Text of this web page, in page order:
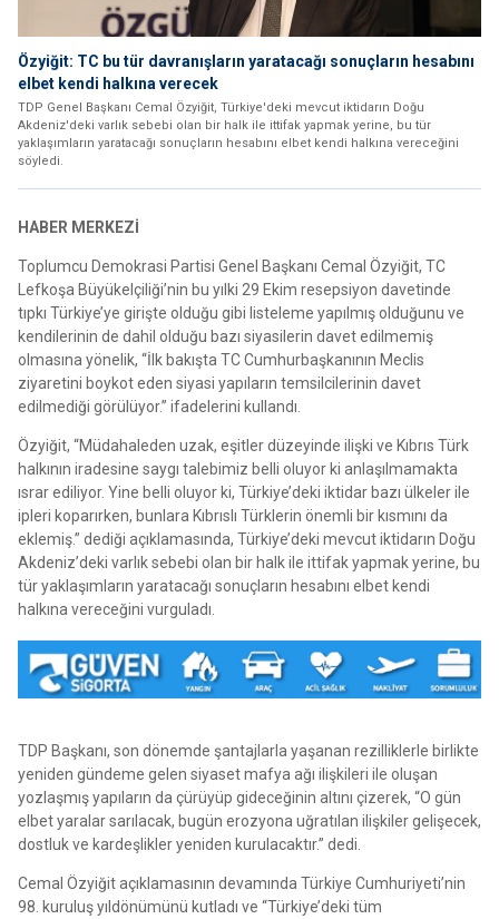
Özyiğit: TC bu tür davranışların yaratacağı sonuçların hesabını
elbet kendi halkına verecek
TDP Genel Başkanı Cemal Özyiğit, Türkiye'deki mevcut iktidarın Doğu
Akdeniz'deki varlık sebebi olan bir halk ile ittifak yapmak yerine, bu tür
yaklaşımların yaratacağı sonuçların hesabını elbet kendi halkına vereceğini
söyledi.
HABER MERKEZİ
Toplumcu Demokrasi Partisi Genel Başkanı Cemal Özyiğit, TC
Lefkoşa Büyükelçiliği’nin bu yılki 29 Ekim resepsiyon davetinde
tıpkı Türkiye’ye girişte olduğu gibi listeleme yapılmış olduğunu ve
kendilerinin de dahil olduğu bazı siyasilerin davet edilmemiş
olmasına yönelik, “İlk bakışta TC Cumhurbaşkanının Meclis
ziyaretini boykot eden siyasi yapıların temsilcilerinin davet
edilmediği görülüyor.” ifadelerini kullandı.
Özyiğit, “Müdahaleden uzak, eşitler düzeyinde ilişki ve Kıbrıs Türk
halkının iradesine saygı talebimiz belli oluyor ki anlaşılmamakta
ısrar ediliyor. Yine belli oluyor ki, Türkiye’deki iktidar bazı ülkeler ile
ipleri koparırken, bunlara Kıbrıslı Türklerin önemli bir kısmını da
eklemiş.” dediği açıklamasında, Türkiye’deki mevcut iktidarın Doğu
Akdeniz’deki varlık sebebi olan bir halk ile ittifak yapmak yerine, bu
tür yaklaşımların yaratacağı sonuçların hesabını elbet kendi
halkına vereceğini vurguladı.
TDP Başkanı, son dönemde şantajlarla yaşanan rezilliklerle birlikte
yeniden gündeme gelen siyaset mafya ağı ilişkileri ile oluşan
yozlaşmış yapıların da çürüyüp gideceğinin altını çizerek, “O gün
elbet yaralar sarılacak, bugün erozyona uğratılan ilişkiler gelişecek,
dostluk ve kardeşlikler yeniden kurulacaktır.” dedi.
Cemal Özyiğit açıklamasının devamında Türkiye Cumhuriyeti’nin
98. kuruluş yıldönümünü kutladı ve “Türkiye’deki tüm